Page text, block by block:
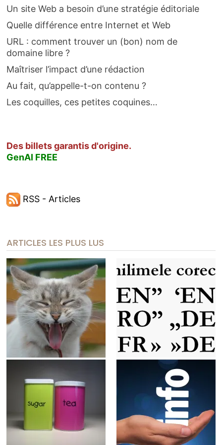
Un site Web a besoin d’une stratégie éditoriale
Quelle différence entre Internet et Web
URL : comment trouver un (bon) nom de
domaine libre ?
Maîtriser l’impact d’une rédaction
Au fait, qu’appelle-t-on contenu ?
Les coquilles, ces petites coquines…
Des billets garantis d'origine.
GenAI FREE
RSS - Articles
ARTICLES LES PLUS LUS